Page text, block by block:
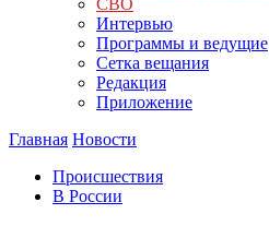
СВО
Интервью
Программы и ведущие
Сетка вещания
Редакция
Приложение
Главная Новости
Происшествия
В России